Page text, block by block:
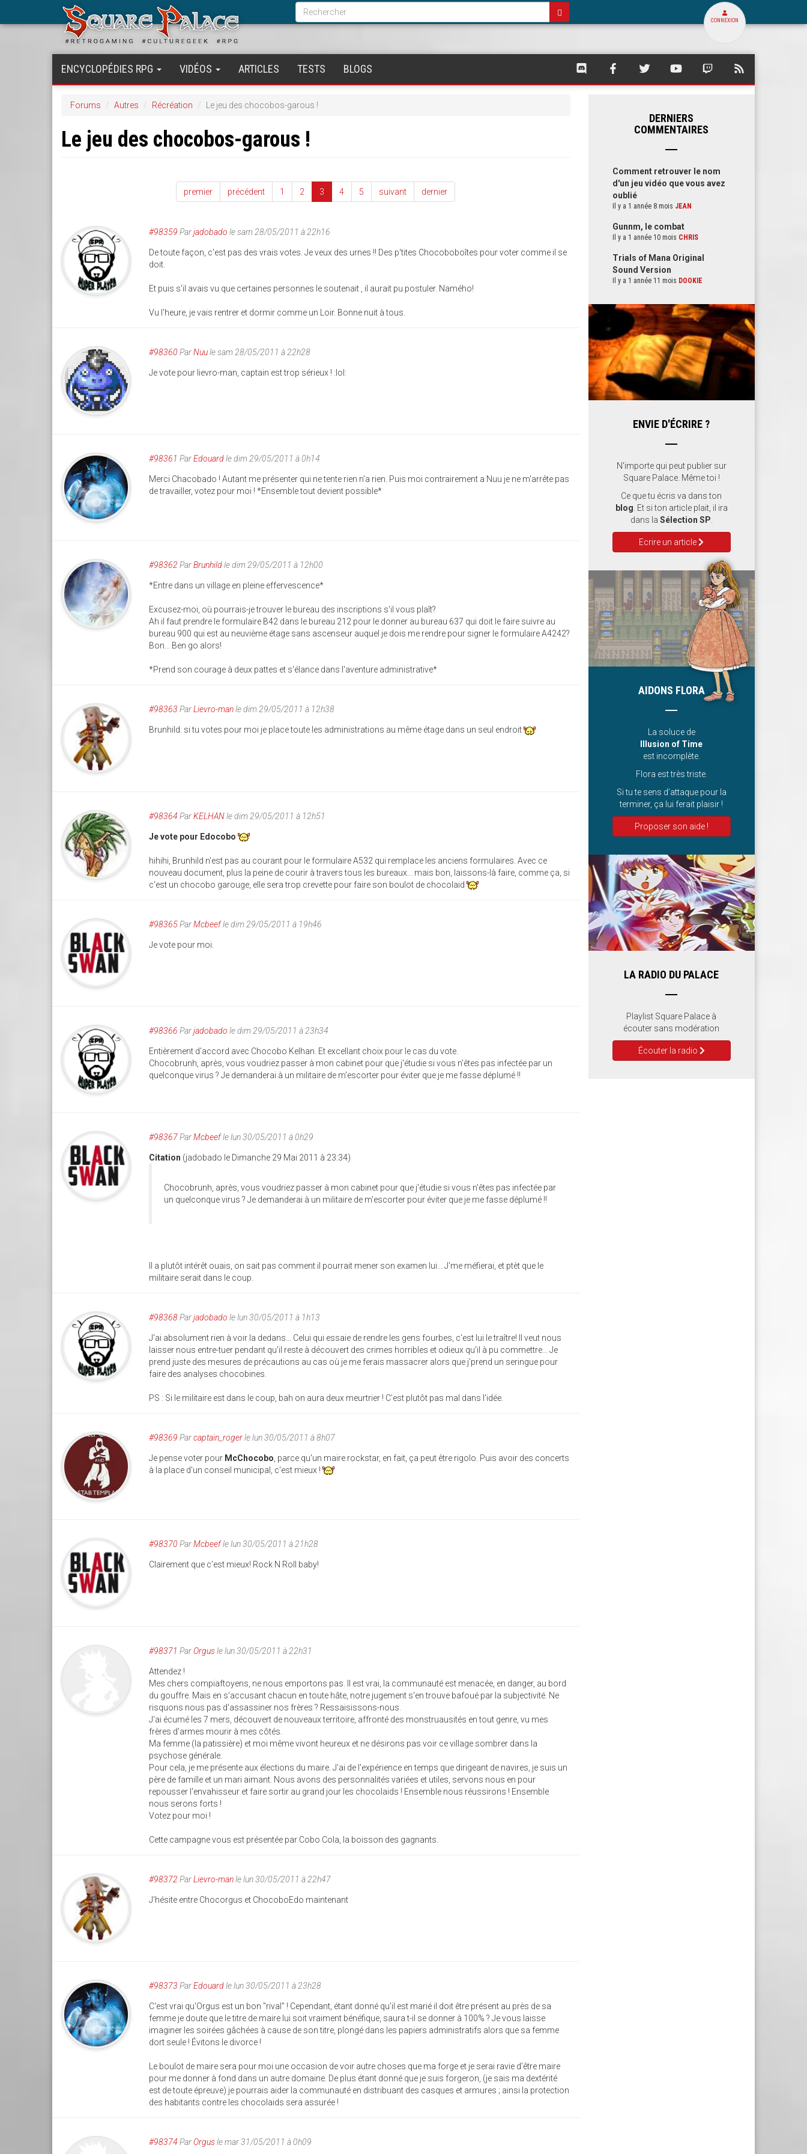
Formulaire
de
recherche
Rechercher
CONNEXION
ENCYCLOPÉDIES RPG VIDÉOS ARTICLES TESTS BLOGS
SQUARE
SQUARE SQUARE SQUARE SQUARE
Forums Autres Récréation Le jeu des chocobos-garous !
Le jeu des chocobos-garous !
premier précédent 1 2 3 4 5 suivant dernier
#98359 Parjadobado le sam 28/05/2011 à 22h16
De toute façon, c'est pas des vrais votes. Je veux des urnes !! Des p'tites Chocoboboîtes pour voter comme il se
doit.
Et puis s'il avais vu que certaines personnes le soutenait , il aurait pu postuler. Namého!
Vu l'heure, je vais rentrer et dormir comme un Loir. Bonne nuit à tous.
#98360 ParNuule sam 28/05/2011 à 22h28
Je vote pour lievro-man, captain est trop sérieux ! :lol:
#98361 ParEdouardle dim 29/05/2011 à 0h14
Merci Chacobado ! Autant me présenter qui ne tente rien n'a rien. Puis moi contrairement a Nuu je ne m'arrête pas
de travailler, votez pour moi ! *Ensemble tout devient possible*
#98362 ParBrunhildle dim 29/05/2011 à 12h00
*Entre dans un village en pleine effervescence*
Excusez-moi, où pourrais-je trouver le bureau des inscriptions s'il vous plaît?
Ah il faut prendre le formulaire B42 dans le bureau 212 pour le donner au bureau 637 qui doit le faire suivre au
bureau 900 qui est au neuvième étage sans ascenseur auquel je dois me rendre pour signer le formulaire A4242?
Bon... Ben go alors!
*Prend son courage à deux pattes et s'élance dans l'aventure administrative*
#98363 ParLievro-manle dim 29/05/2011 à 12h38
Brunhild: si tu votes pour moi je place toute les administrations au même étage dans un seul endroit
#98364 ParKELHANle dim 29/05/2011 à 12h51
Je vote pour Edocobo
hihihi, Brunhild n'est pas au courant pour le formulaire A532 qui remplace les anciens formulaires. Avec ce
nouveau document, plus la peine de courir à travers tous les bureaux... mais bon, laissons-là faire, comme ça, si
c'est un chocobo garouge, elle sera trop crevette pour faire son boulot de chocolaid
#98365ParMcbeefle dim 29/05/2011 à 19h46
Je vote pour moi.
#98366 Parjadobado le dim 29/05/2011 à 23h34
Entièrement d'accord avec Chocobo Kelhan. Et excellant choix pour le cas du vote.
Chocobrunh, après, vous voudriez passer à mon cabinet pour que j'étudie si vous n'êtes pas infectée par un
quelconque virus ? Je demanderai à un militaire de m'escorter pour éviter que je me fasse déplumé !!
#98367ParMcbeefle lun 30/05/2011 à 0h29
Citation (jadobado le Dimanche 29 Mai 2011 à 23:34)
Chocobrunh, après, vous voudriez passer à mon cabinet pour que j'étudie si vous n'êtes pas infectée par
un quelconque virus ? Je demanderai à un militaire de m'escorter pour éviter que je me fasse déplumé !!
Il a plutôt intérêt ouais, on sait pas comment il pourrait mener son examen lui... J'me méfierai, et ptèt que le
militaire serait dans le coup.
#98368Parjadobado le lun 30/05/2011 à 1h13
J'ai absolument rien à voir la dedans... Celui qui essaie de rendre les gens fourbes, c'est lui le traître! Il veut nous
laisser nous entre-tuer pendant qu'il reste à découvert des crimes horribles et odieux qu'il à pu commettre... Je
prend juste des mesures de précautions au cas où je me ferais massacrer alors que j'prend un seringue pour
faire des analyses chocobines.
PS : Si le militaire est dans le coup, bah on aura deux meurtrier ! C'est plutôt pas mal dans l'idée.
#98369 Parcaptain_rogerle lun 30/05/2011 à 8h07
Je pense voter pour McChocobo , parce qu'un maire rockstar, en fait, ça peut être rigolo. Puis avoir des concerts
à la place d'un conseil municipal, c'est mieux !
#98370 ParMcbeefle lun 30/05/2011 à 21h28
Clairement que c'est mieux! Rock N Roll baby!
#98371 ParOrgusle lun 30/05/2011 à 22h31
Attendez !
Mes chers compiaftoyens, ne nous emportons pas. Il est vrai, la communauté est menacée, en danger, au bord
du gouffre. Mais en s'accusant chacun en toute hâte, notre jugement s'en trouve bafoué par la subjectivité. Ne
risquons nous pas d'assassiner nos frères ? Ressaisissons-nous.
J'ai écumé les 7 mers, découvert de nouveaux territoire, affronté des monstruausités en tout genre, vu mes
frères d'armes mourir à mes côtés.
Ma femme (la patissière) et moi même vivont heureux et ne désirons pas voir ce village sombrer dans la
psychose générale.
Pour cela, je me présente aux élections du maire. J'ai de l'expérience en temps que dirigeant de navires, je suis un
père de famille et un mari aimant. Nous avons des personnalités variées et utiles, servons nous en pour
repousser l'envahisseur et faire sortir au grand jour les chocolaids ! Ensemble nous réussirons ! Ensemble
nous serons forts !
Votez pour moi !
Cette campagne vous est présentée par Cobo Cola, la boisson des gagnants.
#98372 ParLievro-manle lun 30/05/2011 à 22h47
J'hésite entre Chocorgus et ChocoboEdo maintenant
#98373 ParEdouardle lun 30/05/2011 à 23h28
C'est vrai qu'Orgus est un bon "rival" ! Cependant, étant donné qu'il est marié il doit être présent au près de sa
femme je doute que le titre de maire lui soit vraiment bénéfique, saura t-il se donner à 100% ? Je vous laisse
imaginer les soirées gâchées à cause de son titre, plongé dans les papiers administratifs alors que sa femme
dort seule ! Évitons le divorce !
Le boulot de maire sera pour moi une occasion de voir autre choses que ma forge et je serai ravie d'être maire
pour me donner à fond dans un autre domaine. De plus étant donné que je suis forgeron, (je sais ma dextérité
est de toute épreuve) je pourrais aider la communauté en distribuant des casques et armures ; ainsi la protection
des habitants contre les chocolaids sera assurée !
#98374 ParOrgusle mar 31/05/2011 à 0h09
DERNIERS
COMMENTAIRES
Comment retrouver le nom
d'un jeu vidéo que vous avez
oublié
Il y a 1 année 8 mois JEAN
Gunnm, le combat
Il y a 1 année 10 mois CHRIS
Trials of Mana Original
Sound Version
Il y a 1 année 11 mois DOOKIE
ENVIE D'ÉCRIRE ?
N'importe qui peut publier sur
Square Palace. Même toi !
Ce que tu écris va dans ton
blog . Et si ton article plait, il ira
dans la Sélection SP
Ecrire un article
AIDONS FLORA
La soluce de
Illusion of Time
est incomplète.
Flora est très triste.
Si tu te sens d’attaque pour la
terminer, ça lui ferait plaisir !
Proposer son aide !
LA RADIO DU PALACE
Playlist Square Palace à
écouter sans modération
Écouter la radio